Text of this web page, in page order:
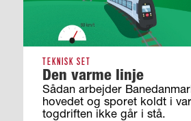
TEKNISK SET
Den varme linje
Sådan arbejder
hovedet og sporet koldt i
togdriften ikke går i stå.